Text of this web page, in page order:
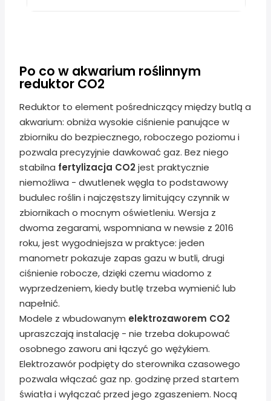
Po co w akwarium roślinnym
reduktor CO2
Reduktor to element pośredniczący między butlą a
akwarium: obniża wysokie ciśnienie panujące w
zbiorniku do bezpiecznego, roboczego poziomu i
pozwala precyzyjnie dawkować gaz. Bez niego
stabilna fertylizacja CO2jest praktycznie
niemożliwa - dwutlenek węgla to podstawowy
budulec roślin i najczęstszy limitujący czynnik w
zbiornikach o mocnym oświetleniu. Wersja z
dwoma zegarami, wspomniana w newsie z 2016
roku, jest wygodniejsza w praktyce: jeden
manometr pokazuje zapas gazu w butli, drugi
ciśnienie robocze, dzięki czemu wiadomo z
wyprzedzeniem, kiedy butlę trzeba wymienić lub
napełnić.
Modele z wbudowanym elektrozaworem CO2
upraszczają instalację - nie trzeba dokupować
osobnego zaworu ani łączyć go wężykiem.
Elektrozawór podpięty do sterownika czasowego
pozwala włączać gaz np. godzinę przed startem
światła i wyłączać przed jego zgaszeniem. Nocą